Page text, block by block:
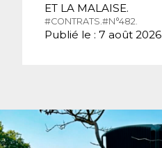
ET LA MALAISE.
#CONTRATS. #N°482.
Publié le : 7 août 2026